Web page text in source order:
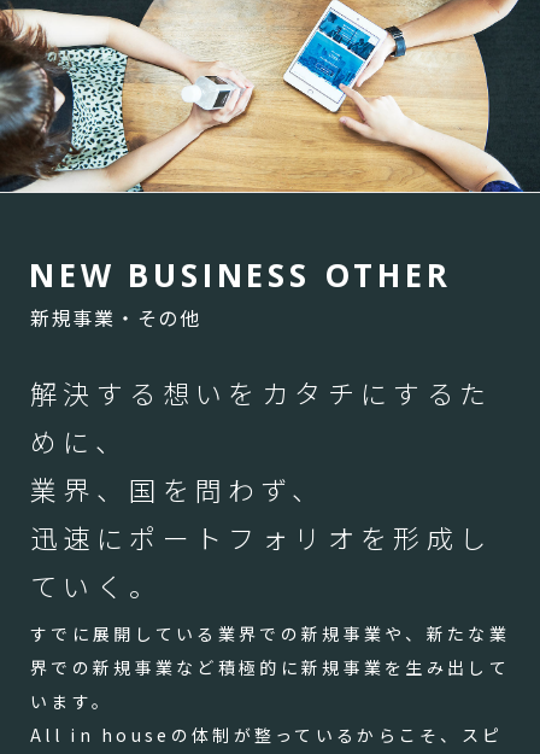
N EW BUSI NESS OTH ER
新規事業・その他
解決する想いをカタチにするた
めに、
業界、国を問わず、
迅速にポートフォリオを形成し
ていく。
すでに展開している業界での新規事業や、新たな業
界での新規事業など積極的に新規事業を生み出して
います。
All in houseの体制が整っているからこそ、スピ